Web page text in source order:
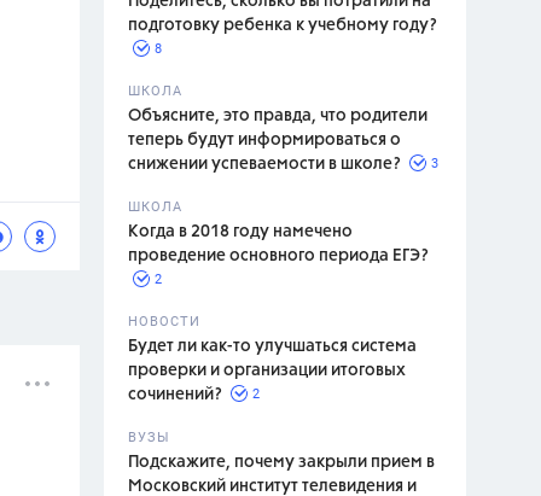
подготовку ребенка к учебному году?
8
ШКОЛА
Объясните, это правда, что родители
теперь будут информироваться о
снижении успеваемости в школе?
3
ШКОЛА
Когда в 2018 году намечено
проведение основного периода ЕГЭ?
2
НОВОСТИ
Будет ли как-то улучшаться система
проверки и организации итоговых
сочинений?
2
ВУЗЫ
Подскажите, почему закрыли прием в
Московский институт телевидения и